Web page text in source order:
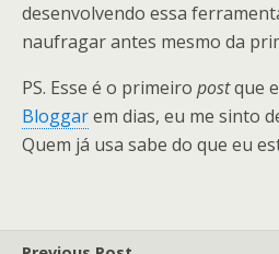
desenvolvendo essa
naufragar antes mesmo da
PS. Esse é o primeiro postque
Bloggarem dias, eu me sinto
Quem já usa sabe do que eu